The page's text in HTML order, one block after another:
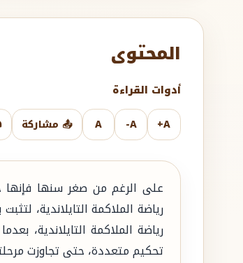
المحتوى
أدوات القراءة
A+
A-
A 📤 مشاركة
على الرغم من صغر سنها فإنها
رياضة الملاكمة التايلاندية،
رياضة الملاكمة التايلاندية،
تحكيم متعددة، حتى تجاوزت